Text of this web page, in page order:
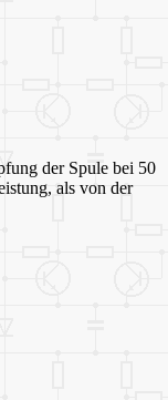
der Spule bei 50
als von der